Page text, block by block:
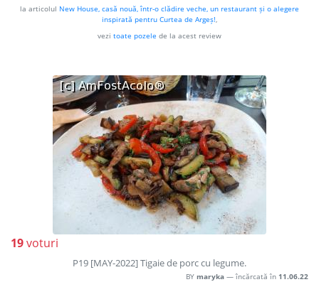
la articolul New House, casă nouă, într-o clădire veche, un restaurant și o alegere
inspirată pentru Curtea de Argeș!,
vezi toate pozele de la acest review
19voturi
P19 [MAY-2022] Tigaie de porc cu legume.
BY maryka — încărcată în 11.06.22